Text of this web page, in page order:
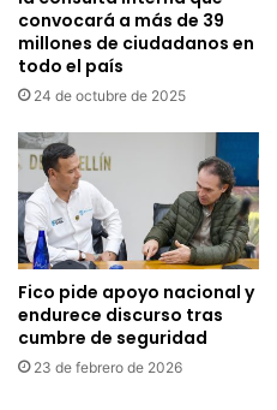
convocará a más de 39
millones de ciudadanos en
todo el país
24 de octubre de 2025
Fico pide apoyo nacional y
endurece discurso tras
cumbre de seguridad
23 de febrero de 2026